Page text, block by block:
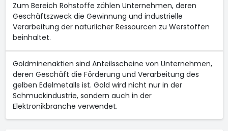
Zum Bereich Rohstoffe zählen Unternehmen, deren
Geschäftszweck die Gewinnung und industrielle
Verarbeitung der natürlicher Ressourcen zu Werstoffen
beinhaltet.
Goldminenaktien sind Anteilsscheine von Unternehmen,
deren Geschäft die Förderung und Verarbeitung des
gelben Edelmetalls ist. Gold wird nicht nur in der
Schmuckindustrie, sondern auch in der
Elektronikbranche verwendet.